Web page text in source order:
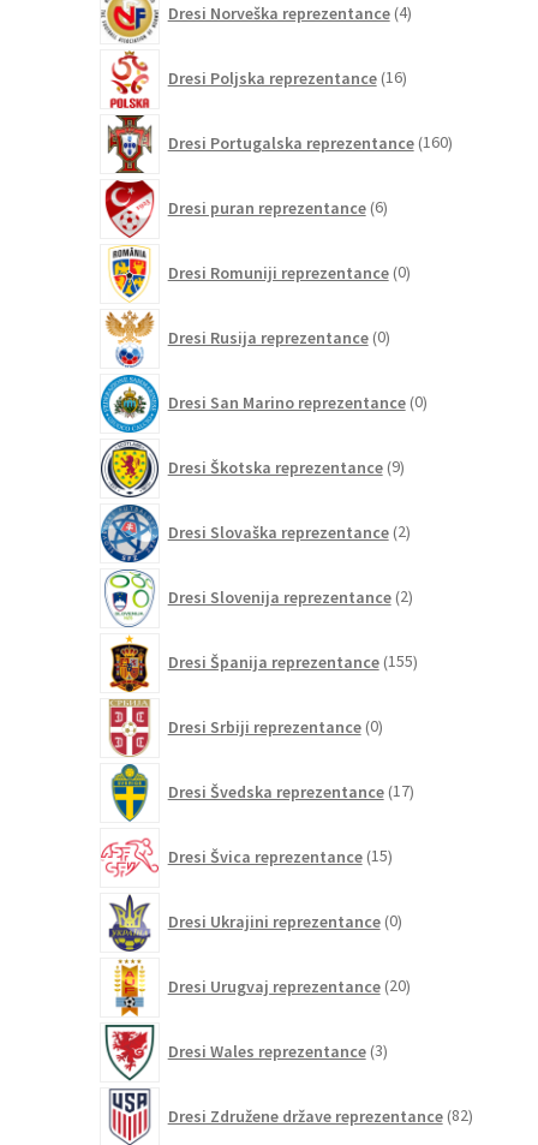
Dresi Norveška reprezentance 4izdelki
Dresi Poljska reprezentance 16izdelkov
Dresi Portugalska reprezentance 160izdelkov
Dresi puran reprezentance 6izdelkov
Dresi Romuniji reprezentance 0izdelkov
Dresi Rusija reprezentance 0izdelkov
Dresi San Marino reprezentance 0izdelkov
Dresi Škotska reprezentance 9izdelkov
Dresi Slovaška reprezentance 2izdelka
Dresi Slovenija reprezentance 2izdelka
Dresi Španija reprezentance 155izdelkov
Dresi Srbiji reprezentance 0izdelkov
Dresi Švedska reprezentance 17izdelkov
Dresi Švica reprezentance 15izdelkov
Dresi Ukrajini reprezentance 0izdelkov
Dresi Urugvaj reprezentance 20izdelkov
Dresi Wales reprezentance 3izdelki
Dresi Združene države reprezentance 82izdelkov